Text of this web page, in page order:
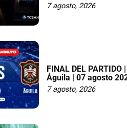
7 agosto, 2026
FINAL DEL PARTIDO
Águila | 07 agosto
7 agosto, 2026